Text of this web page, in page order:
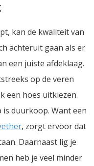
kan de kwaliteit van
achteruit gaan als er
een juiste afdeklaag.
op de veren
een hoes uitkiezen.
duurkoop. Want een
, zorgt ervoor dat
Daarnaast lig je
heb je veel minder